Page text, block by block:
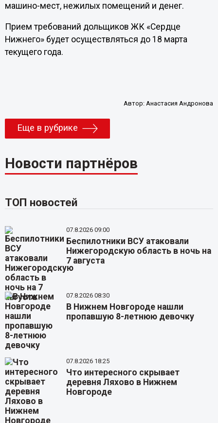
машино-мест, нежилых помещений и денег.
Прием требований дольщиков ЖК «Сердце
Нижнего» будет осуществляться до 18 марта
текущего года.
Автор: Анастасия Андронова
Еще в рубрике
Новости партнёров
ТОП новостей
07.8.2026 09:00
Беспилотники ВСУ атаковали
Нижегородскую область в ночь на
7 августа
07.8.2026 08:30
В Нижнем Новгороде нашли
пропавшую 8-летнюю девочку
07.8.2026 18:25
Что интересного скрывает
деревня Ляхово в Нижнем
Новгороде